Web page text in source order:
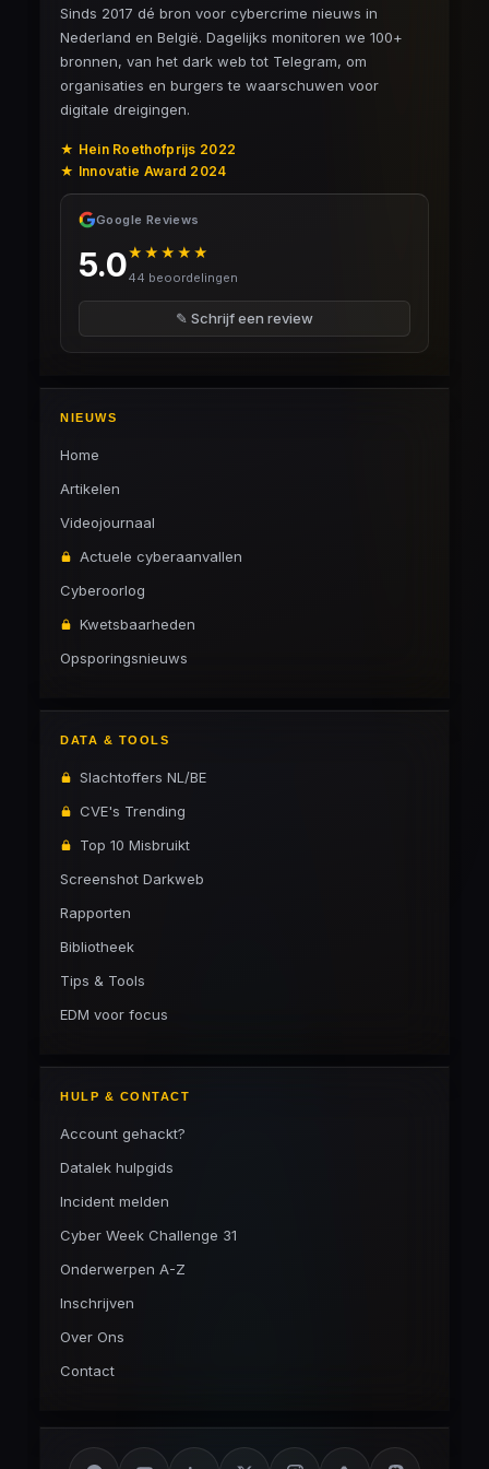
Sinds 2017 dé bron voor cybercrime nieuws in
Nederland en België. Dagelijks monitoren we 100+
bronnen, van het dark web tot Telegram, om
organisaties en burgers te waarschuwen voor
digitale dreigingen.
★ Hein Roethofprijs 2022
★ Innovatie Award 2024
Google Reviews
5.0★★★★★
44 beoordelingen
✎ Schrijf een review
NIEUWS
Home
Artikelen
Videojournaal
Actuele cyberaanvallen
Cyberoorlog
Kwetsbaarheden
Opsporingsnieuws
DATA & TOOLS
Slachtoffers NL/BE
CVE's Trending
Top 10 Misbruikt
Screenshot Darkweb
Rapporten
Bibliotheek
Tips & Tools
EDM voor focus
HULP & CONTACT
Account gehackt?
Datalek hulpgids
Incident melden
Cyber Week Challenge 31
Onderwerpen A-Z
Inschrijven
Over Ons
Contact